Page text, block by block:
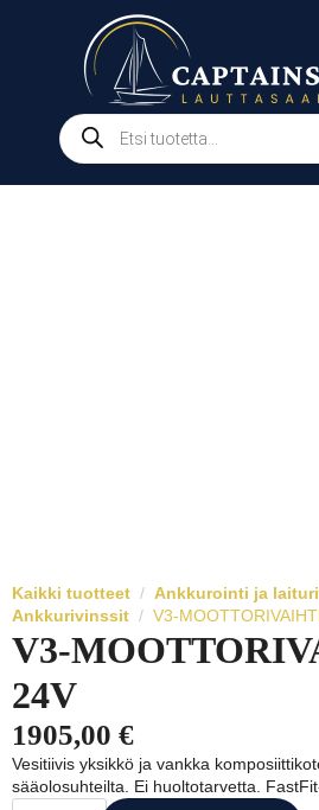
Products
search
Kaikki tuotteet
Ankkurointi ja
Ankkurivinssit
V3-
V3-
24V
1905,00 €
Vesitiivis yksikkö ja vankka
sääolosuhteilta. Ei huoltotarvetta.
V3-